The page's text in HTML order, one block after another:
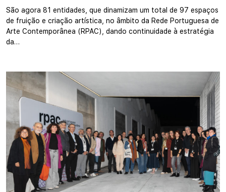
São agora 81 entidades, que dinamizam um total de 97 espaços
de fruição e criação artística, no âmbito da Rede Portuguesa de
Arte Contemporânea (RPAC), dando continuidade à estratégia
da…